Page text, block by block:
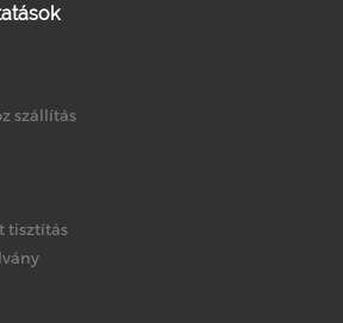
szállítás
tisztítás